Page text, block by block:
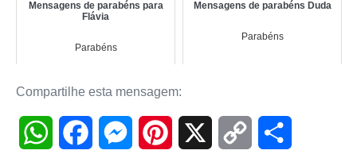
Mensagens de parabéns para
Flávia
Parabéns
Mensagens de parabéns Duda
Parabéns
Compartilhe esta mensagem: